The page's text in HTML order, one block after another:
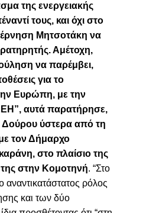
της ενεργειακής
τους, και όχι στο
Μητσοτάκη να
Αμέτοχη,
να παρέμβει,
για το
Ευρώπη, με την
αυτά παρατήρησε,
Δούρου ύστερα από τη
τον Δήμαρχο
, στο πλαίσιο της
της στην Κομοτηνή. “Στο
αναντικατάστατος ρόλος
και των δύο